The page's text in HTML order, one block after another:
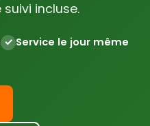
incluse.
Service le jour même